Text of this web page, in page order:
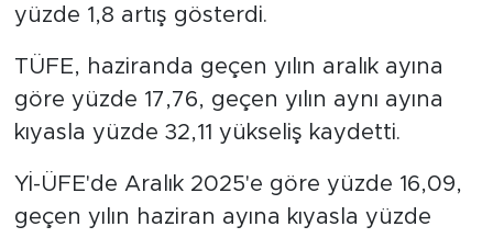
yüzde 1,8 artış gösterdi.
TÜFE, haziranda geçen yılın aralık ayına
göre yüzde 17,76, geçen yılın aynı ayına
kıyasla yüzde 32,11 yükseliş kaydetti.
Yİ-ÜFE'de Aralık 2025'e göre yüzde 16,09,
geçen yılın haziran ayına kıyasla yüzde